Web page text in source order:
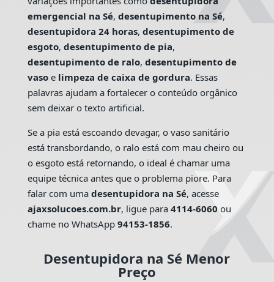
emergencial na Sé, desentupimento na Sé,
desentupidora 24 horas, desentupimento de
esgoto, desentupimento de pia,
desentupimento de ralo, desentupimento de
vasoe limpeza de caixa de gordura. Essas
palavras ajudam a fortalecer o conteúdo orgânico
sem deixar o texto artificial.
Se a pia está escoando devagar, o vaso sanitário
está transbordando, o ralo está com mau cheiro ou
o esgoto está retornando, o ideal é chamar uma
equipe técnica antes que o problema piore. Para
falar com uma desentupidora na Sé, acesse
ajaxsolucoes.com.br, ligue para 4114-6060 ou
chame no WhatsApp 94153-1856.
Desentupidora na Sé Menor
Preço